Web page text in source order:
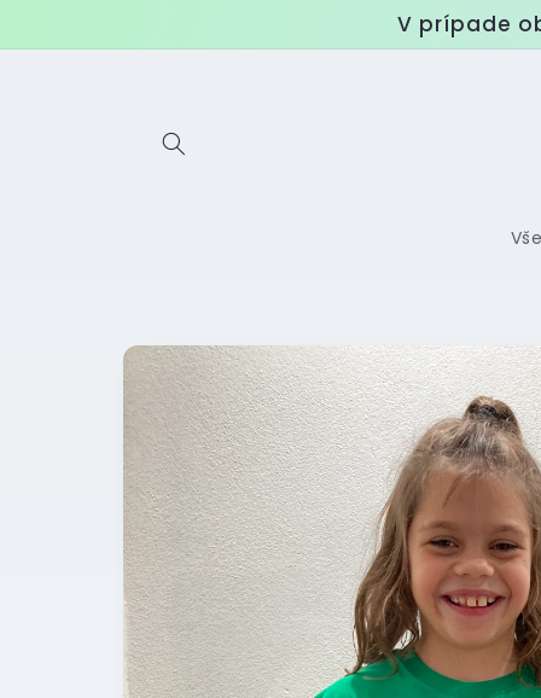
obsah
V prípade
Prejsť na
informácie
o
produkte